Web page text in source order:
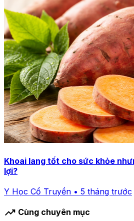
Khoai lang tốt cho sức khỏe
lợi?
Y Học Cổ Truyền • 5 tháng trước
trending_up Cùng chuyên mục